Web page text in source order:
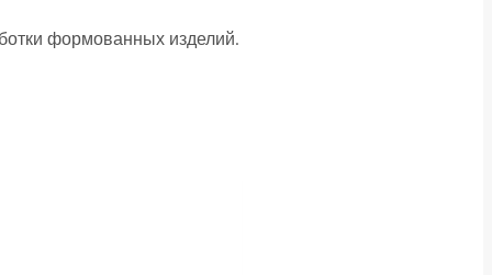
формованных изделий.